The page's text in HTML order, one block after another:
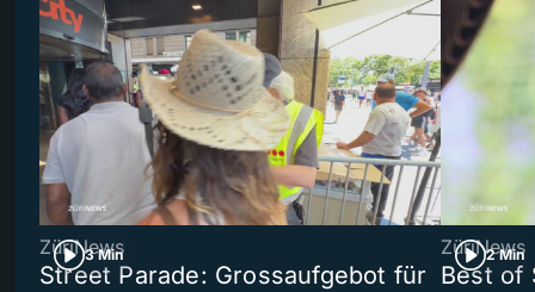
3 Min
ZüriNews
Street Parade: Grossaufgebot für
2 Min
ZüriNews
Best of